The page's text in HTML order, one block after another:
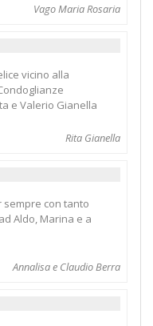
Vago Maria Rosaria
vicino alla
e Valerio Gianella
Rita Gianella
sempre con tanto
Aldo, Marina e a
Annalisa e Claudio Berra